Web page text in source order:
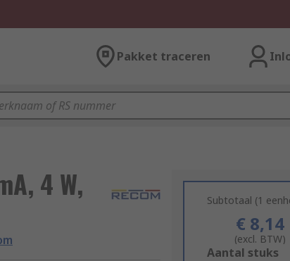
Pakket traceren
4 W, Subtotaal (1
€ 8,14
(excl. BTW)
Add
Aantal stuks